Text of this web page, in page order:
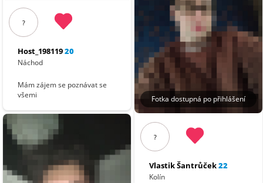
?
Host_19811920
Náchod
Mám zájem se poznávat se
všemi
Fotka dostupná po přihlášení
?
Vlastik Šantrůček22
Kolín